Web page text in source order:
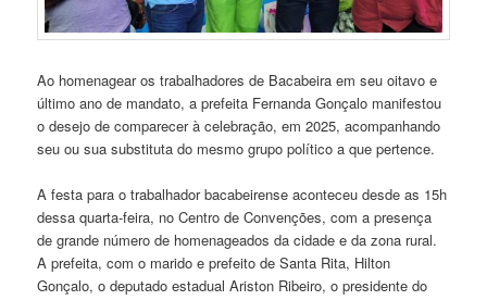
Ao homenagear os trabalhadores de Bacabeira em seu oitavo e
último ano de mandato, a prefeita Fernanda Gonçalo manifestou
o desejo de comparecer à celebração, em 2025, acompanhando
seu ou sua substituta do mesmo grupo político a que pertence.
A festa para o trabalhador bacabeirense aconteceu desde as 15h
dessa quarta-feira, no Centro de Convenções, com a presença
de grande número de homenageados da cidade e da zona rural.
A prefeita, com o marido e prefeito de Santa Rita, Hilton
Gonçalo, o deputado estadual Ariston Ribeiro, o presidente do